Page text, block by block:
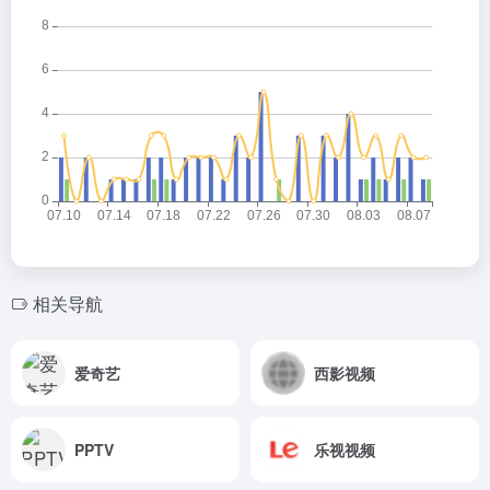
相关导航
爱奇艺 西影视频
PPTV 乐视视频